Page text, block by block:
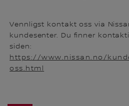
Vennligst kontakt oss via
kundesenter. Du finner
siden:
https://www.nissan.no/
oss.html